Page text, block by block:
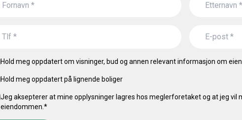
Hold meg oppdatert om visninger, bud og annen relevant informasjon om
Hold meg oppdatert på lignende boliger
Jeg aksepterer at mine opplysninger lagres hos meglerforetaket og at jeg vil
eiendommen.*